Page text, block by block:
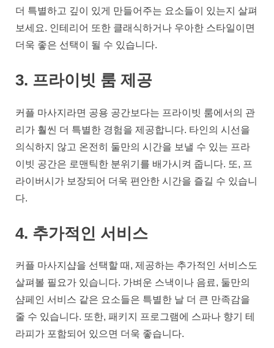
더 특별하고 깊이 있게 만들어주는 요소들이 있는지 살펴
보세요. 인테리어 또한 클래식하거나 우아한 스타일이면
더욱 좋은 선택이 될 수 있습니다.
3. 프라이빗 룸 제공
커플 마사지라면 공용 공간보다는 프라이빗 룸에서의 관
리가 훨씬 더 특별한 경험을 제공합니다. 타인의 시선을
의식하지 않고 온전히 둘만의 시간을 보낼 수 있는 프라
이빗 공간은 로맨틱한 분위기를 배가시켜 줍니다. 또, 프
라이버시가 보장되어 더욱 편안한 시간을 즐길 수 있습니
다.
4. 추가적인 서비스
커플 마사지샵을 선택할 때, 제공하는 추가적인 서비스도
살펴볼 필요가 있습니다. 가벼운 스낵이나 음료, 둘만의
샴페인 서비스 같은 요소들은 특별한 날 더 큰 만족감을
줄 수 있습니다. 또한, 패키지 프로그램에 스파나 향기 테
라피가 포함되어 있으면 더욱 좋습니다.